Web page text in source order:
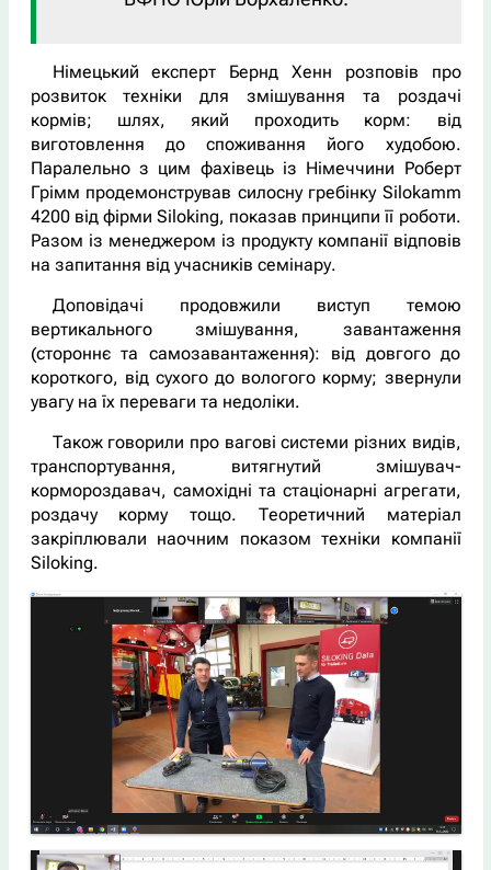
Німецький експерт Бернд Хенн розповів про
розвиток техніки для змішування та роздачі
кормів; шлях, який проходить корм: від
виготовлення до споживання його худобою.
Паралельно з цим фахівець із Німеччини Роберт
Грімм продемонстрував силосну гребінку Silokamm
4200 від фірми Siloking, показав принципи її роботи.
Разом із менеджером із продукту компанії відповів
на запитання від учасників семінару.
Доповідачі продовжили виступ темою
вертикального змішування, завантаження
(стороннє та самозавантаження): від довгого до
короткого, від сухого до вологого корму; звернули
увагу на їх переваги та недоліки.
Також говорили про вагові системи різних видів,
транспортування, витягнутий змішувач-
кормороздавач, самохідні та стаціонарні агрегати,
роздачу корму тощо. Теоретичний матеріал
закріплювали наочним показом техніки компанії
Siloking.